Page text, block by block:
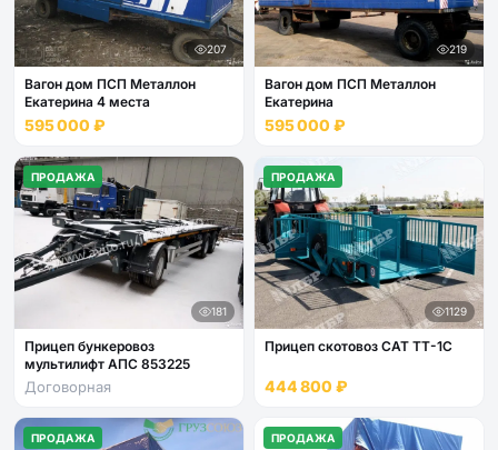
207
Вагон дом ПСП Металлон
Екатерина 4 места
595 000 ₽
219
Вагон дом ПСП Металлон
Екатерина
595 000 ₽
ПРОДАЖА
181
Прицеп бункеровоз
мультилифт АПС 853225
Договорная
ПРОДАЖА
1129
Прицеп скотовоз САТ ТТ-1С
444 800 ₽
ПРОДАЖА ПРОДАЖА